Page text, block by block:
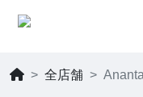
全店舗